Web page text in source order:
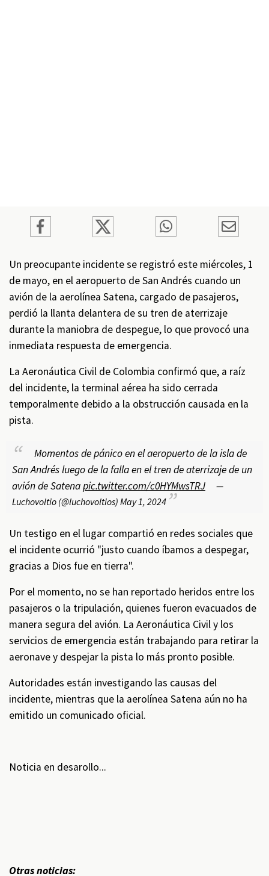
Un preocupante incidente se registró este miércoles, 1
de mayo, en el aeropuerto de San Andrés cuando un
avión de la aerolínea Satena, cargado de pasajeros,
perdió la llanta delantera de su tren de aterrizaje
durante la maniobra de despegue, lo que provocó una
inmediata respuesta de emergencia.
La Aeronáutica Civil de Colombia confirmó que, a raíz
del incidente, la terminal aérea ha sido cerrada
temporalmente debido a la obstrucción causada en la
pista.
Momentos de pánico en el aeropuerto de la isla de
San Andrés luego de la falla en el tren de aterrizaje de un
avión de Satenapic.twitter.com/c0HYMwsTRJ
—
Luchovoltio (@luchovoltios) May 1, 2024
Un testigo en el lugar compartió en redes sociales que
el incidente ocurrió "justo cuando íbamos a despegar,
gracias a Dios fue en tierra".
Por el momento, no se han reportado heridos entre los
pasajeros o la tripulación, quienes fueron evacuados de
manera segura del avión. La Aeronáutica Civil y los
servicios de emergencia están trabajando para retirar la
aeronave y despejar la pista lo más pronto posible.
Autoridades están investigando las causas del
incidente, mientras que la aerolínea Satena aún no ha
emitido un comunicado oficial.
Noticia en desarollo...
Otras noticias: